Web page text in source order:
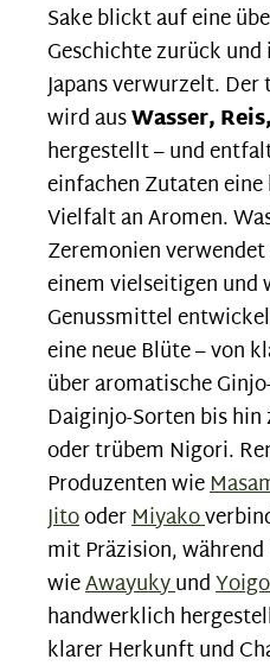
Sake blickt auf eine
Geschichte zurück
Japans verwurzelt.
wird ausWasser,
hergestellt – und
einfachen Zutaten
Vielfalt an Aromen.
Zeremonien
einem vielseitigen
Genussmittel
eine neue Blüte – von
über aromatische
Daiginjo-Sorten bis
oder trübem Nigori.
Produzenten wie
JitooderMiyako
mit Präzision,
wieAwayukyund
handwerklich
klarer Herkunft und